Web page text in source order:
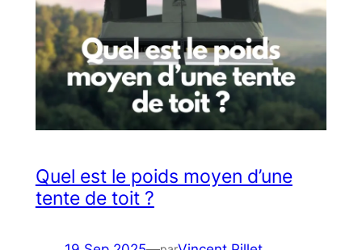
Quel est le poids moyen d’une
tente de toit ?